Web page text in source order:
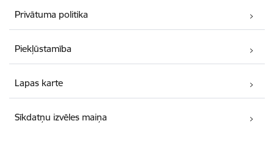
Privātuma politika
Piekļūstamība
Lapas karte
Sīkdatņu izvēles maiņa